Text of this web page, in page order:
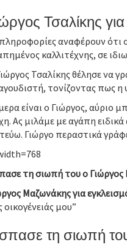
Τσαλίκης
αναφέρουν ότι
καλλιτέχνης, σε
Τσαλίκης θέλησε να
τονίζοντας πως η
είναι ο Γιώργος, αύριο
Ας μιλάμε με αγάπη
Γιώργο περαστικά
τη σιωπή του ο
Μαζωνάκης για
οικογένειάς μου”
τη σιωπή